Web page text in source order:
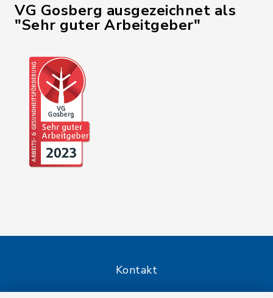
VG Gosberg ausgezeichnet als
"Sehr guter Arbeitgeber"
Kontakt